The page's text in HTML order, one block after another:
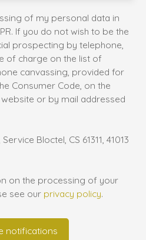
of my personal data in
If you do not wish to be the
prospecting by telephone,
of charge on the list of
canvassing, provided for
Consumer Code, on the
or by mail addressed
Bloctel, CS 61311, 41013
on the processing of your
see our privacy policy.
notifications